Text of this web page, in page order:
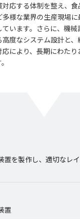
対応する体制を整え、
様な業界の生産現場
ています。さらに、機
高度なシステム設計と
により、長期にわた
置を製作し、適切なレ
置